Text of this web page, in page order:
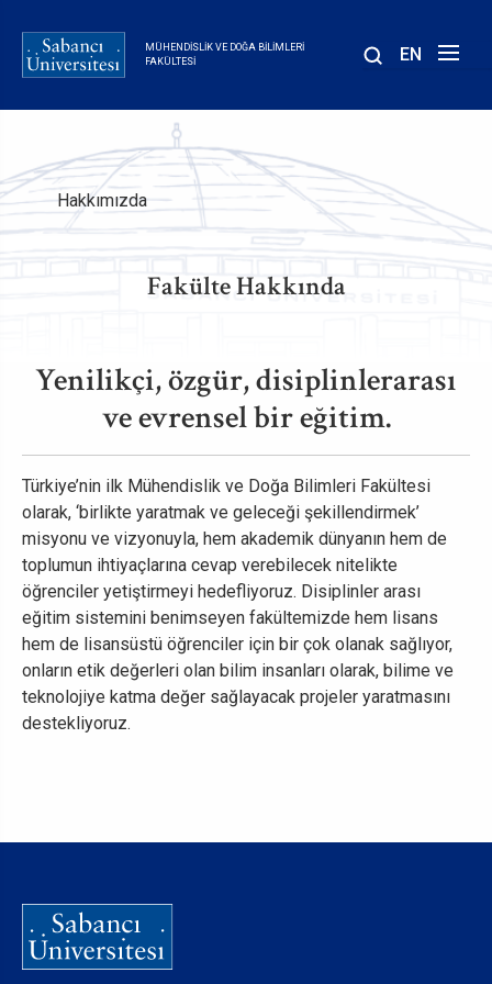
içeriğe
atla
MÜHENDISLIK VE DOĞA BILIMLERI
FAKÜLTESI
EN
Sayfa
yolu
Hakkımızda
Fakülte Hakkında
Yenilikçi, özgür, disiplinlerarası
ve evrensel bir eğitim.
Türkiye’nin ilk Mühendislik ve Doğa Bilimleri Fakültesi
olarak, ‘birlikte yaratmak ve geleceği şekillendirmek’
misyonu ve vizyonuyla, hem akademik dünyanın hem de
toplumun ihtiyaçlarına cevap verebilecek nitelikte
öğrenciler yetiştirmeyi hedefliyoruz. Disiplinler arası
eğitim sistemini benimseyen fakültemizde hem lisans
hem de lisansüstü öğrenciler için bir çok olanak sağlıyor,
onların etik değerleri olan bilim insanları olarak, bilime ve
teknolojiye katma değer sağlayacak projeler yaratmasını
destekliyoruz.